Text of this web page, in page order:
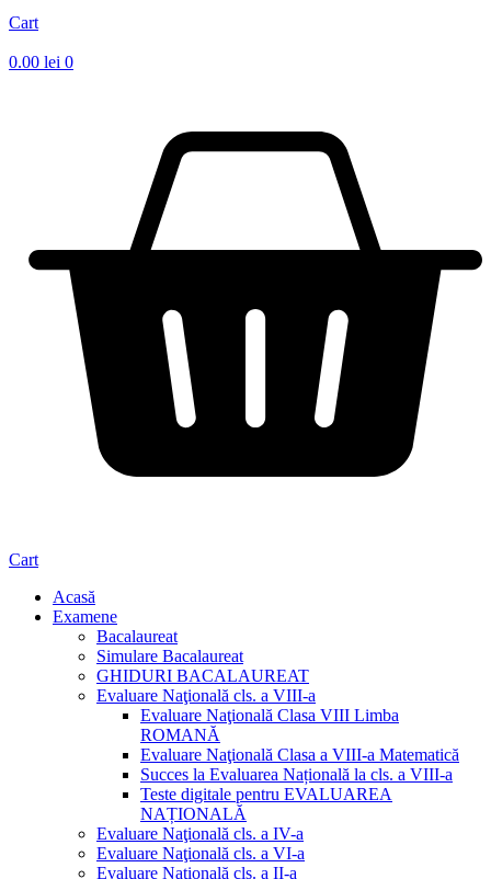
Cart
0.00 lei 0
Cart
Acasă
Examene
Bacalaureat
Simulare Bacalaureat
GHIDURI BACALAUREAT
Evaluare Naţională cls. a VIII-a
Evaluare Naţională Clasa VIII Limba
ROMANĂ
Evaluare Naţională Clasa a VIII-a Matematică
Succes la Evaluarea Națională la cls. a VIII-a
Teste digitale pentru EVALUAREA
NAȚIONALĂ
Evaluare Naţională cls. a IV-a
Evaluare Naţională cls. a VI-a
Evaluare Naţională cls. a II-a